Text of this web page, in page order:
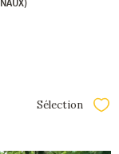
Sélection